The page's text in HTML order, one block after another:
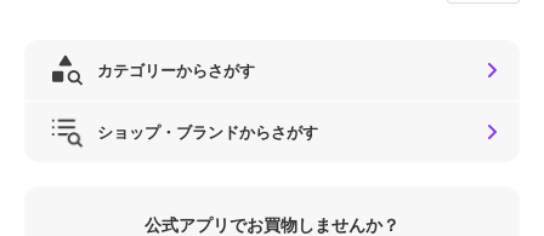
カテゴリーからさがす
ショップ・ブランドからさがす
公式アプリでお買物しませんか？